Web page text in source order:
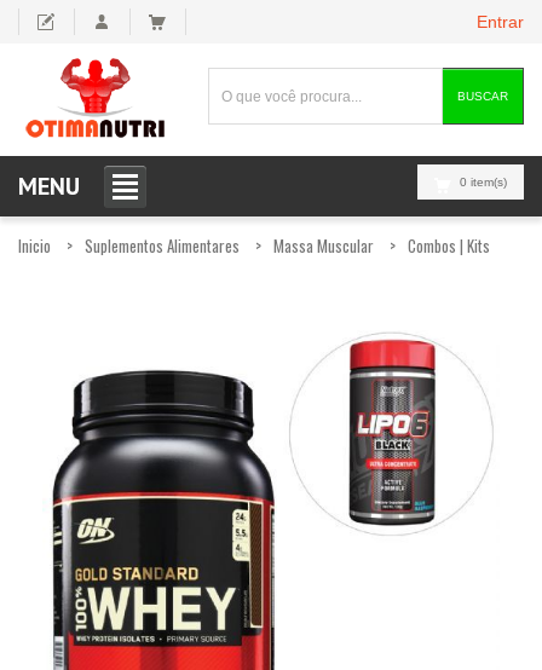
Entrar
BUSCAR
0 item(s)
MENU
Inicio Suplementos Alimentares Massa Muscular Combos | Kits